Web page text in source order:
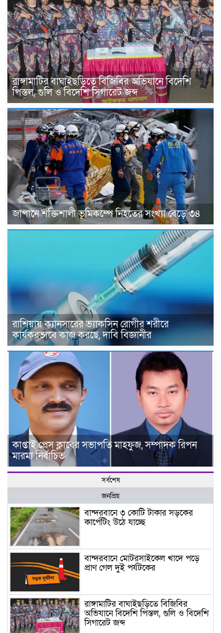
রাঙ্গামাটির বাঘাইছড়িতে বিজিবির অভিযানে বিদেশি
পিস্তল, গুলি ও বিদেশি সিগারেট জব্দ
জাপানে শক্তিশালী ভূমিকম্পে নিহতের সংখ্যা বেড়ে ৩৪
রাশিয়ায় ক্যানসারের ভ্যাকসিন রোগীর শরীরে
কার্যকরভাবে কাজ করছে, দাবি বিজ্ঞানীর
কাপ্তাই প্রেস ক্লাবের সভাপতি মাহফুজ, সম্পাদক রিপন
মারমা নির্বাচিত
সর্বশেষ
জনপ্রিয়
বান্দরবানে ৩ কোটি টাকার সড়কের
কার্পেটিং উঠে যাচ্ছে
বান্দরবানে মোটরসাইকেল খাদে পড়ে
প্রাণ গেল দুই পর্যটকের
রাঙ্গামাটির বাঘাইছড়িতে বিজিবির
অভিযানে বিদেশি পিস্তল, গুলি ও বিদেশি
সিগারেট জব্দ